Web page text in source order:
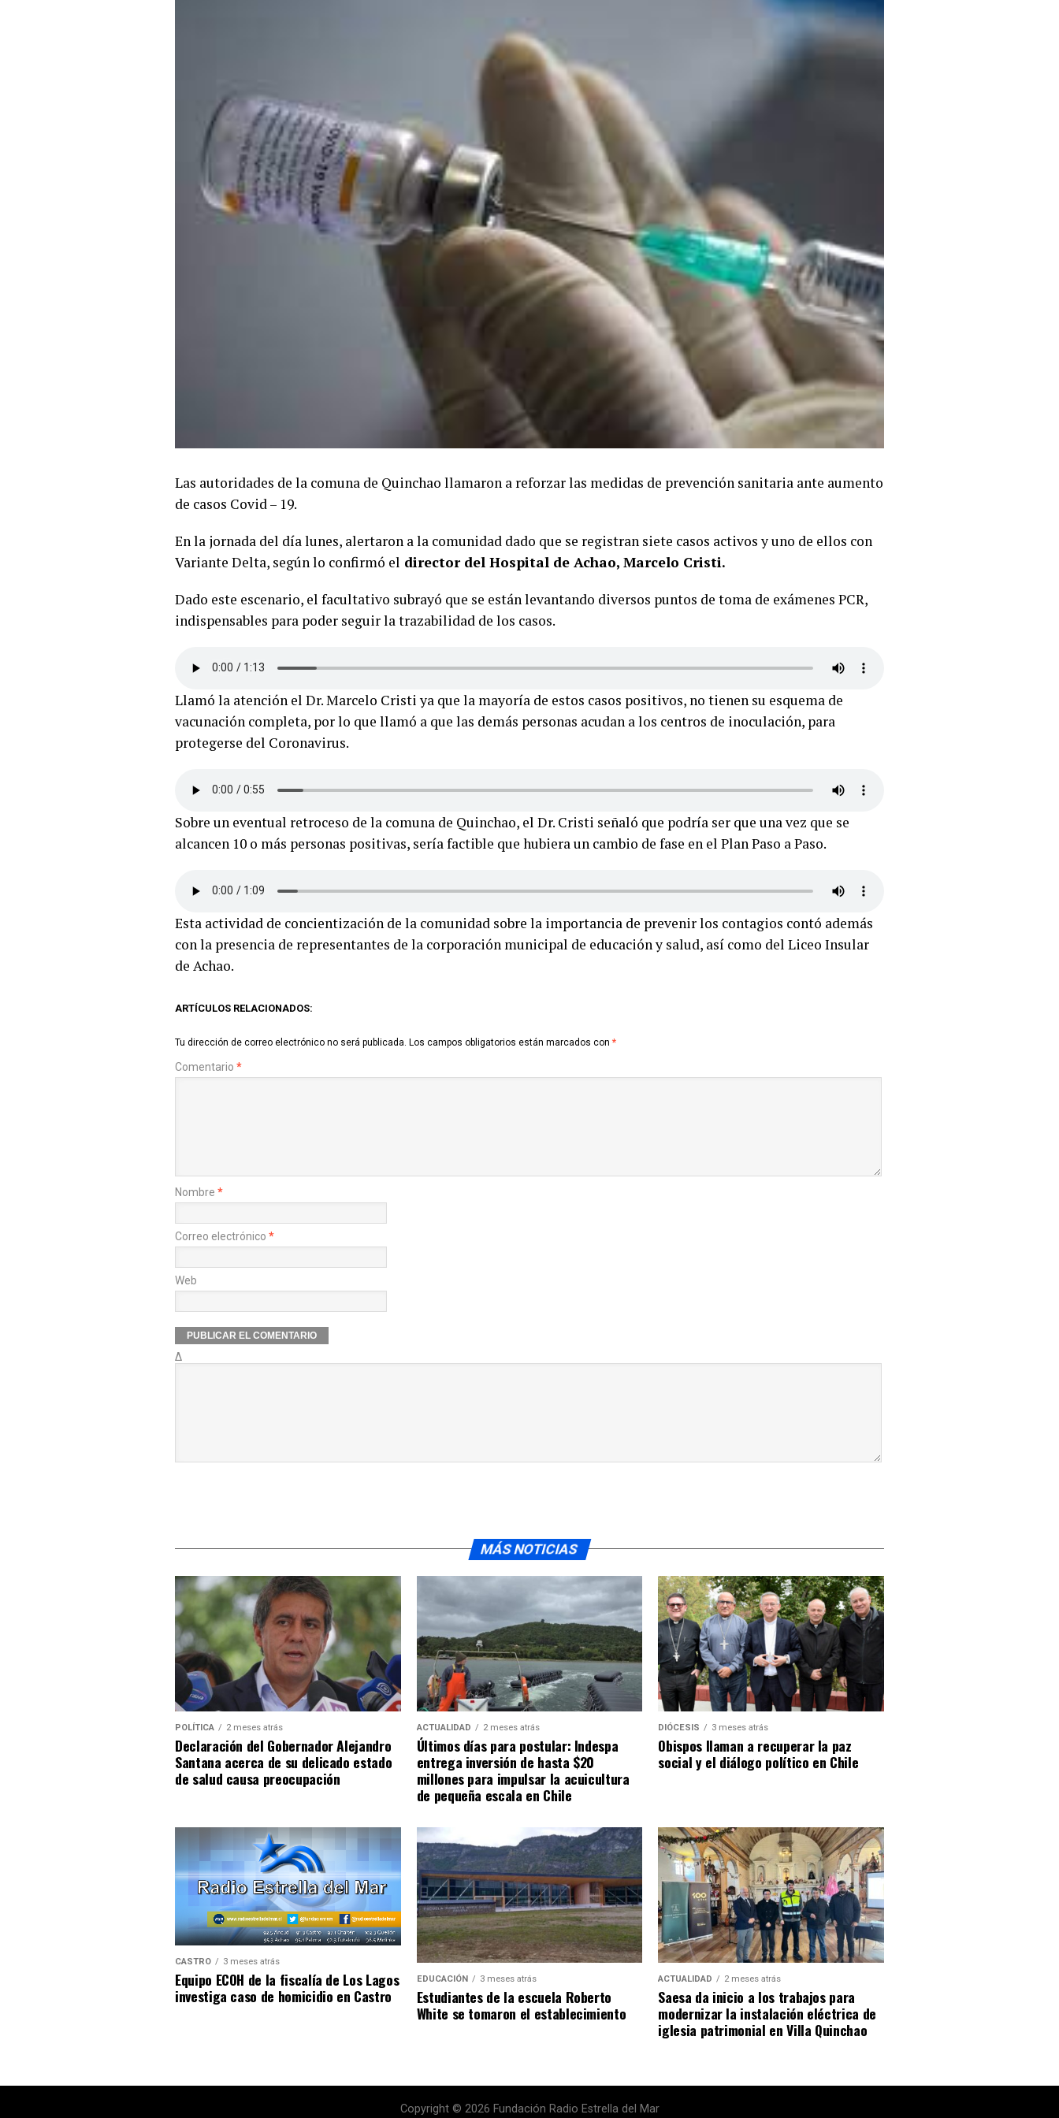
Las autoridades de la comuna de Quinchao llamaron a reforzar las medidas de prevención sanitaria ante aumento
de casos Covid – 19.
En la jornada del día lunes, alertaron a la comunidad dado que se registran siete casos activos y uno de ellos con
Variante Delta, según lo confirmó el director del Hospital de Achao, Marcelo Cristi.
Dado este escenario, el facultativo subrayó que se están levantando diversos puntos de toma de exámenes PCR,
indispensables para poder seguir la trazabilidad de los casos.
Llamó la atención el Dr. Marcelo Cristi ya que la mayoría de estos casos positivos, no tienen su esquema de
vacunación completa, por lo que llamó a que las demás personas acudan a los centros de inoculación, para
protegerse del Coronavirus.
Sobre un eventual retroceso de la comuna de Quinchao, el Dr. Cristi señaló que podría ser que una vez que se
alcancen 10 o más personas positivas, sería factible que hubiera un cambio de fase en el Plan Paso a Paso.
Esta actividad de concientización de la comunidad sobre la importancia de prevenir los contagios contó además
con la presencia de representantes de la corporación municipal de educación y salud, así como del Liceo Insular
de Achao.
ARTÍCULOS RELACIONADOS:
Tu dirección de correo electrónico no será publicada. Los campos obligatorios están marcados con *
Comentario *
Nombre *
Correo electrónico *
Web
Δ
MÁS NOTICIAS
POLÍTICA 2 meses atrás
Declaración del Gobernador Alejandro
Santana acerca de su delicado estado
de salud causa preocupación
ACTUALIDAD 2 meses atrás
Últimos días para postular: Indespa
entrega inversión de hasta $20
millones para impulsar la acuicultura
de pequeña escala en Chile
DIÓCESIS 3 meses atrás
Obispos llaman a recuperar la paz
social y el diálogo político en Chile
CASTRO 3 meses atrás
Equipo ECOH de la fiscalía de Los Lagos
investiga caso de homicidio en Castro
EDUCACIÓN 3 meses atrás
Estudiantes de la escuela Roberto
White se tomaron el establecimiento
ACTUALIDAD 2 meses atrás
Saesa da inicio a los trabajos para
modernizar la instalación eléctrica de
iglesia patrimonial en Villa Quinchao
Copyright © 2026 Fundación Radio Estrella del Mar